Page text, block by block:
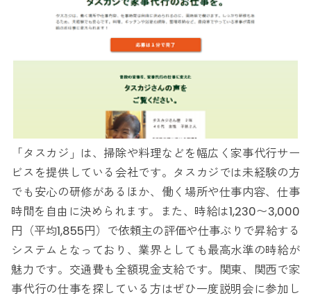
「タスカジ」は、掃除や料理などを幅広く家事代行サー
ビスを提供している会社です。タスカジでは未経験の方
でも安心の研修があるほか、働く場所や仕事内容、仕事
時間を自由に決められます。また、時給は1,230〜3,000
円（平均1,855円）で依頼主の評価や仕事ぶりで昇給する
システムとなっており、業界としても最高水準の時給が
魅力です。交通費も全額現金支給です。関東、関西で家
事代行の仕事を探している方はぜひ一度説明会に参加し